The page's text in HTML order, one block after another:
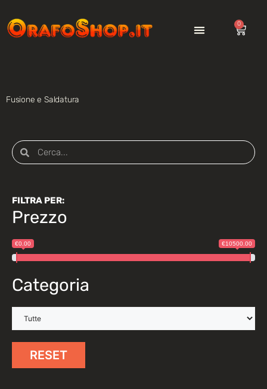
0
Fusione e Saldatura
FILTRA PER:
Prezzo
€0.00 €10500.00
Categoria
RESET